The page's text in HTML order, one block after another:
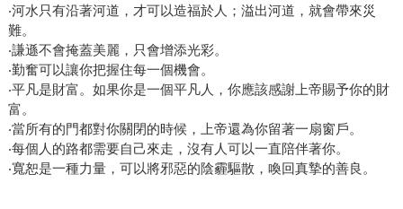
‧河水只有沿著河道，才可以造福於人；溢出河道，就會帶來災
難。
‧謙遜不會掩蓋美麗，只會增添光彩。
‧勤奮可以讓你把握住每一個機會。
‧平凡是財富。如果你是一個平凡人，你應該感謝上帝賜予你的財
富。
‧當所有的門都對你關閉的時候，上帝還為你留著一扇窗戶。
‧每個人的路都需要自己來走，沒有人可以一直陪伴著你。
‧寬恕是一種力量，可以將邪惡的陰霾驅散，喚回真摯的善良。